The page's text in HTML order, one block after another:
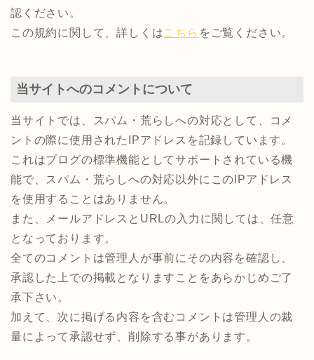
認ください。
この規約に関して、詳しくはこちら をご覧ください。
当サイトへのコメントについて
当サイトでは、スパム・荒らしへの対応として、コメ
ントの際に使用されたIPアドレスを記録しています。
これはブログの標準機能としてサポートされている機
能で、スパム・荒らしへの対応以外にこのIPアドレス
を使用することはありません。
また、メールアドレスとURLの入力に関しては、任意
となっております。
全てのコメントは管理人が事前にその内容を確認し、
承認した上での掲載となりますことをあらかじめご了
承下さい。
加えて、次に掲げる内容を含むコメントは管理人の裁
量によって承認せず、削除する事があります。